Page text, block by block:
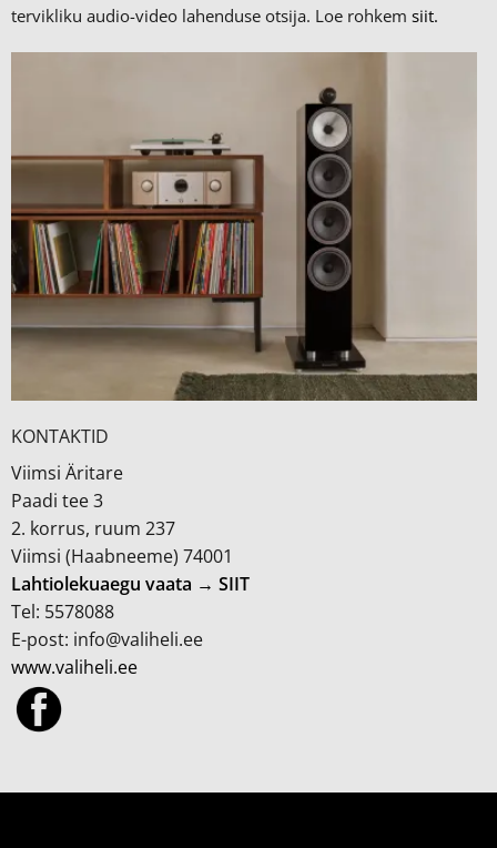
tervikliku audio-video lahenduse otsija. Loe rohkem siit.
KONTAKTID
Viimsi Äritare
Paadi tee 3
2. korrus, ruum 237
Viimsi (Haabneeme) 74001
Lahtiolekuaegu vaata → SIIT
Tel: 5578088
E-post: info@valiheli.ee
www.valiheli.ee